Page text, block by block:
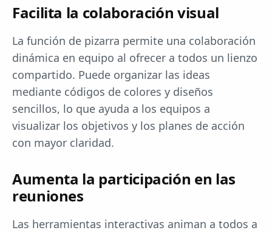
Facilita la colaboración visual
La función de pizarra permite una colaboración
dinámica en equipo al ofrecer a todos un lienzo
compartido. Puede organizar las ideas
mediante códigos de colores y diseños
sencillos, lo que ayuda a los equipos a
visualizar los objetivos y los planes de acción
con mayor claridad.
Aumenta la participación en las
reuniones
Las herramientas interactivas animan a todos a